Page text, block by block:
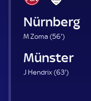
1. FC
M Zoma (56'5
.
i
)
Preußen
J Hendrix (63'6
)